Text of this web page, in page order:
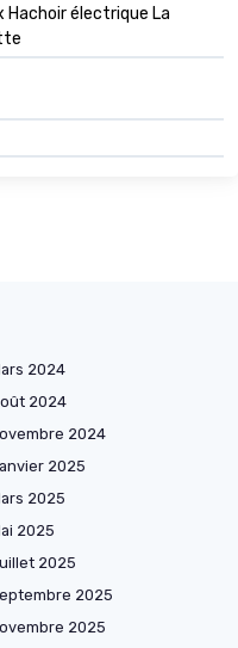
Hachoir électrique La
2024
2024
2024
2025
2025
2025
2025
2025
2025